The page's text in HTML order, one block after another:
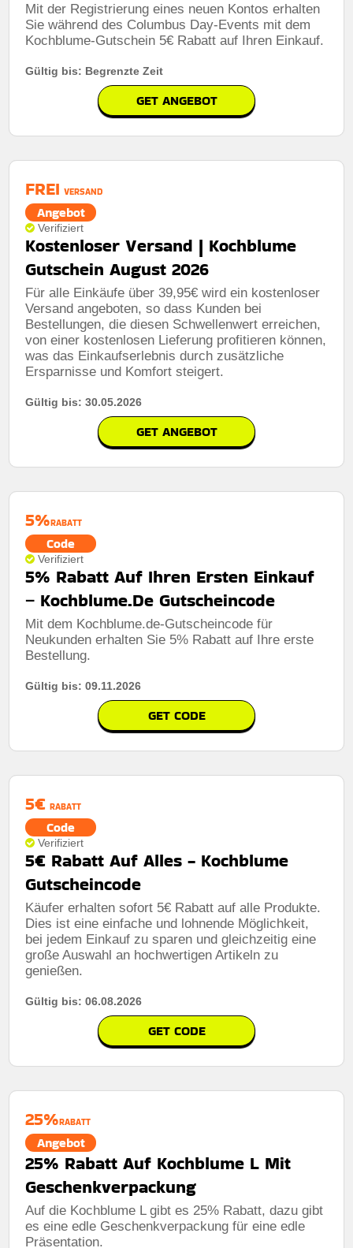
Mit der Registrierung eines neuen Kontos erhalten
Sie während des Columbus Day-Events mit dem
Kochblume-Gutschein 5€ Rabatt auf Ihren Einkauf.
Gültig bis: Begrenzte Zeit
GET ANGEBOT
FREI VERSAND
Angebot
Verifiziert
Kostenloser Versand | Kochblume
Gutschein August 2026
Für alle Einkäufe über 39,95€ wird ein kostenloser
Versand angeboten, so dass Kunden bei
Bestellungen, die diesen Schwellenwert erreichen,
von einer kostenlosen Lieferung profitieren können,
was das Einkaufserlebnis durch zusätzliche
Ersparnisse und Komfort steigert.
Gültig bis: 30.05.2026
GET ANGEBOT
5%RABATT
Code
Verifiziert
5% Rabatt Auf Ihren Ersten Einkauf
– Kochblume.De Gutscheincode
Mit dem Kochblume.de-Gutscheincode für
Neukunden erhalten Sie 5% Rabatt auf Ihre erste
Bestellung.
Gültig bis: 09.11.2026
GET CODE
5€ RABATT
Code
Verifiziert
5€ Rabatt Auf Alles - Kochblume
Gutscheincode
Käufer erhalten sofort 5€ Rabatt auf alle Produkte.
Dies ist eine einfache und lohnende Möglichkeit,
bei jedem Einkauf zu sparen und gleichzeitig eine
große Auswahl an hochwertigen Artikeln zu
genießen.
Gültig bis: 06.08.2026
GET CODE
25%RABATT
Angebot
25% Rabatt Auf Kochblume L Mit
Geschenkverpackung
Auf die Kochblume L gibt es 25% Rabatt, dazu gibt
es eine edle Geschenkverpackung für eine edle
Präsentation.